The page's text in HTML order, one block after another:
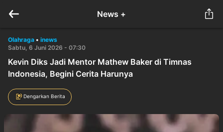
News +
Olahraga • inews
Sabtu, 6 Juni 2026 - 07:30
Kevin Diks Jadi Mentor Mathew Baker di Timnas
Indonesia, Begini Cerita Harunya
Dengarkan Berita